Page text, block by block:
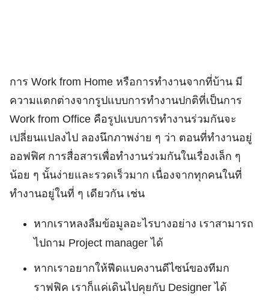
การ Work from Home หรือการทำงานจากที่บ้าน มี
ความแตกต่างจากรูปแบบการทำงานปกติที่เป็นการ
Work from Office คือรูปแบบการทำงานร่วมกันจะ
เปลี่ยนแปลงไป ลองนึกภาพง่าย ๆ ว่า ตอนที่ทำงานอยู่
ออฟฟิศ การสื่อสารเพื่อทำงานร่วมกันในเรื่องเล็ก ๆ
น้อย ๆ นั้นง่ายและรวดเร็วมาก เนื่องจากทุกคนในที่
ทำงานอยู่ในที่ ๆ เดียวกัน เช่น
หากเราหลงลืมข้อมูลอะไรบางอย่าง เราสามารถ
ไปถาม Project manager ได้
หากเราอยากให้ฟีดแบคงานดีไซน์ของทีมก
ราฟฟิค เราก็แค่เดินไปคุยกับ Designer ได้